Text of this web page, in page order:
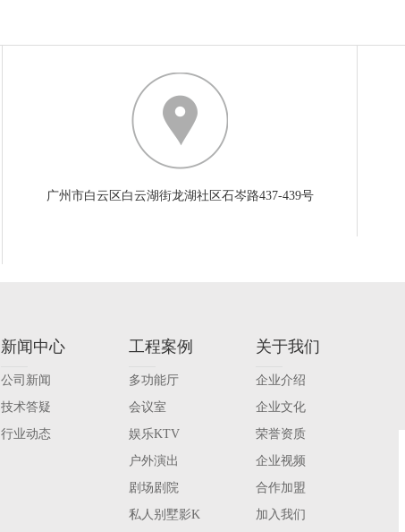
广州市白云区白云湖街龙湖社区石岑路437-439号
新闻中心
公司新闻
技术答疑
行业动态
工程案例
多功能厅
会议室
娱乐KTV
户外演出
剧场剧院
私人别墅影K
关于我们
企业介绍
企业文化
荣誉资质
企业视频
合作加盟
加入我们